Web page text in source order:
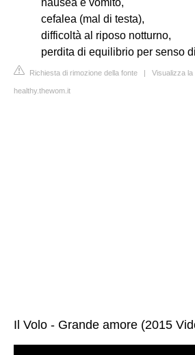
nausea e vomito,
cefalea (mal di testa),
difficoltà al riposo notturno,
perdita di equilibrio per senso
Richiesta di rimozione della fonte | Visualizza
healthy.thewom.it
Il Volo - Grande amore (2015